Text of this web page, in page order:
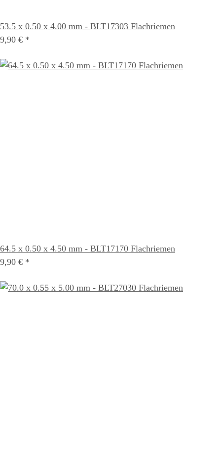
53.5 x 0.50 x 4.00 mm - BLT17303 Flachriemen
9,90 € *
64.5 x 0.50 x 4.50 mm - BLT17170 Flachriemen
9,90 € *